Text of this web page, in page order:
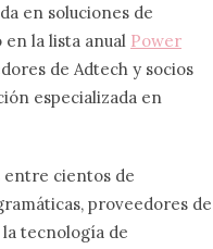
en soluciones de
la lista anual Power
de Adtech y socios
especializada en
cientos de
proveedores de
tecnología de